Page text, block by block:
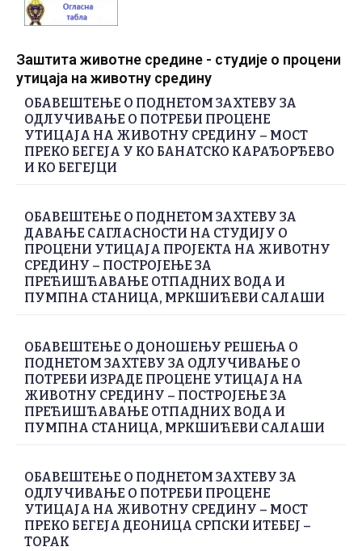
Заштита животне средине - студије о процени
утицаја на животну средину
ОБАВЕШТЕЊЕ О ПОДНЕТОМ ЗАХТЕВУ ЗА
ОДЛУЧИВАЊЕ О ПОТРЕБИ ПРОЦЕНЕ
УТИЦАЈА НА ЖИВОТНУ СРЕДИНУ – МОСТ
ПРЕКО БЕГЕЈА У КО БАНАТСКО КАРАЂОРЂЕВО
И КО БЕГЕЈЦИ
ОБАВЕШТЕЊЕ О ПОДНЕТОМ ЗАХТЕВУ ЗА
ДАВАЊЕ САГЛАСНОСТИ НА СТУДИЈУ О
ПРОЦЕНИ УТИЦАЈА ПРОЈЕКТА НА ЖИВОТНУ
СРЕДИНУ – ПОСТРОЈЕЊЕ ЗА
ПРЕЋИШЋАВАЊЕ ОТПАДНИХ ВОДА И
ПУМПНА СТАНИЦА, МРКШИЋЕВИ САЛАШИ
ОБАВЕШТЕЊЕ О ДОНОШЕЊУ РЕШЕЊА О
ПОДНЕТОМ ЗАХТЕВУ ЗА ОДЛУЧИВАЊЕ О
ПОТРЕБИ ИЗРАДЕ ПРОЦЕНЕ УТИЦАЈА НА
ЖИВОТНУ СРЕДИНУ – ПОСТРОЈЕЊЕ ЗА
ПРЕЋИШЋАВАЊЕ ОТПАДНИХ ВОДА И
ПУМПНА СТАНИЦА, МРКШИЋЕВИ САЛАШИ
ОБАВЕШТЕЊЕ О ПОДНЕТОМ ЗАХТЕВУ ЗА
ОДЛУЧИВАЊЕ О ПОТРЕБИ ПРОЦЕНЕ
УТИЦАЈА НА ЖИВОТНУ СРЕДИНУ – МОСТ
ПРЕКО БЕГЕЈА ДЕОНИЦА СРПСКИ ИТЕБЕЈ –
ТОРАК